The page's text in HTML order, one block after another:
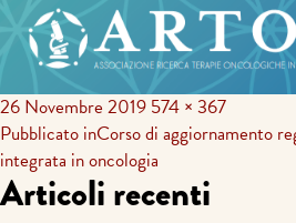
26 Novembre 2019 574 × 367
Navigazione
articoli
Pubblicato inCorso di aggiornamento
integrata in oncologia
Articoli recenti